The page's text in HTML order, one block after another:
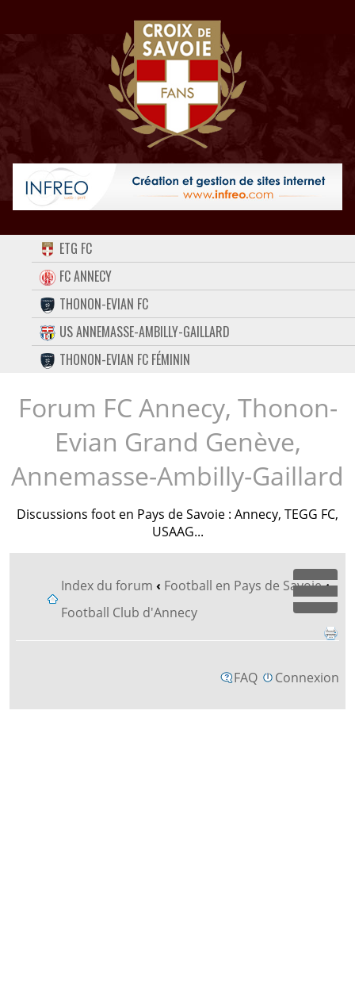
ACCUEIL
FORUM
CONTACT
FACEBOOK
TWITTER
INSTAGRAM
ETG FC
FC ANNECY
THONON-EVIAN FC
US ANNEMASSE-AMBILLY-GAILLARD
THONON-EVIAN FC FÉMININ
Forum FC Annecy, Thonon-
Evian Grand Genève,
Annemasse-Ambilly-Gaillard
Discussions foot en Pays de Savoie : Annecy, TEGG FC,
USAAG...
Index du forum ‹ Football en Pays de Savoie‹
Football Club d'Annecy
FAQ Connexion